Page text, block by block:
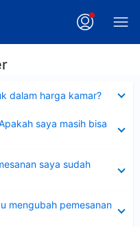
dalam harga kamar?
saya masih bisa
saya sudah
mengubah pemesanan